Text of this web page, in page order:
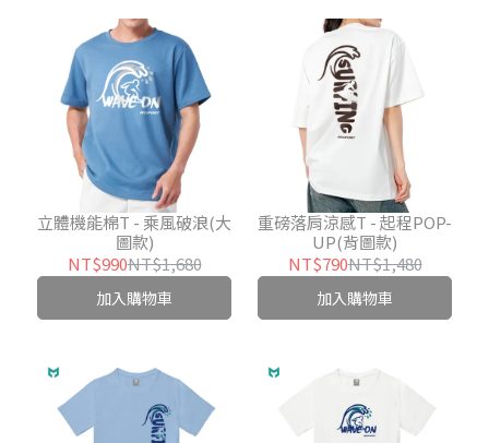
立體機能棉T - 乘風破浪(大
圖款)
NT$990NT$1,680
加入購物車
重磅落肩涼感T - 起程POP-
UP(背圖款)
NT$790NT$1,480
加入購物車